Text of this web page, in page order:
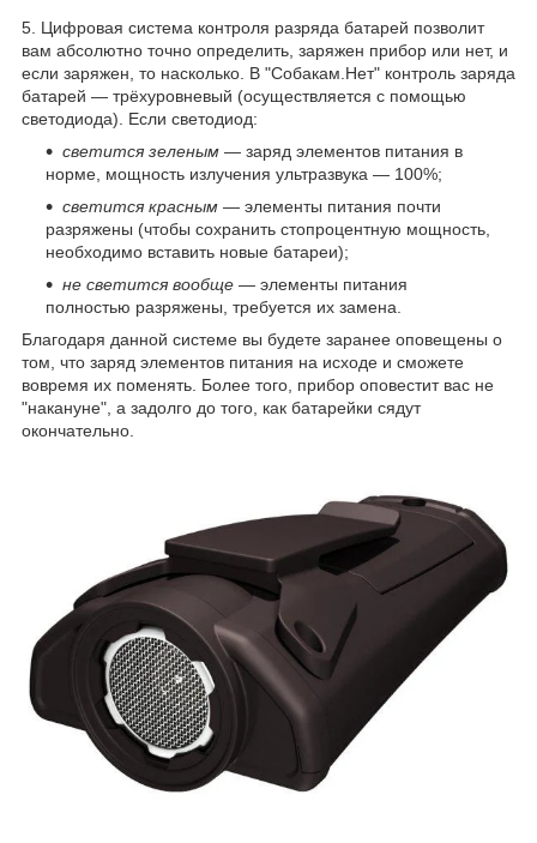
5. Цифровая система контроля разряда батарей позволит
вам абсолютно точно определить, заряжен прибор или нет, и
если заряжен, то насколько. В "Собакам.Нет" контроль заряда
батарей — трёхуровневый (осуществляется с помощью
светодиода). Если светодиод:
светится зеленым — заряд элементов питания в
норме, мощность излучения ультразвука — 100%;
светится красным — элементы питания почти
разряжены (чтобы сохранить стопроцентную мощность,
необходимо вставить новые батареи);
не светится вообще — элементы питания
полностью разряжены, требуется их замена.
Благодаря данной системе вы будете заранее оповещены о
том, что заряд элементов питания на исходе и сможете
вовремя их поменять. Более того, прибор оповестит вас не
"накануне", а задолго до того, как батарейки сядут
окончательно.